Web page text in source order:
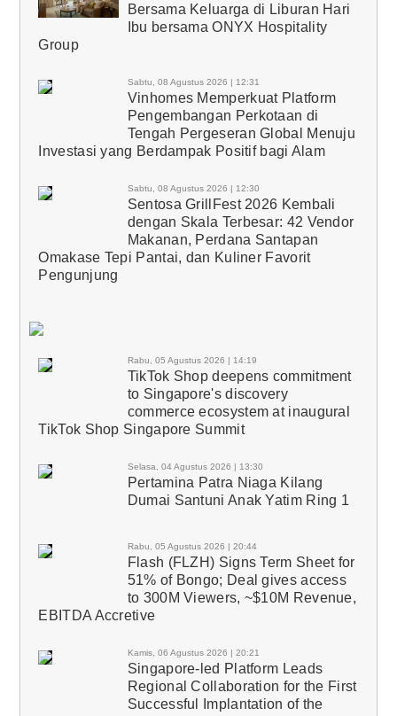
Bersama Keluarga di Liburan Hari
Ibu bersama ONYX Hospitality
Group
Sabtu, 08 Agustus 2026 | 12:31
Vinhomes Memperkuat Platform
Pengembangan Perkotaan di
Tengah Pergeseran Global Menuju
Investasi yang Berdampak Positif bagi Alam
Sabtu, 08 Agustus 2026 | 12:30
Sentosa GrillFest 2026 Kembali
dengan Skala Terbesar: 42 Vendor
Makanan, Perdana Santapan
Omakase Tepi Pantai, dan Kuliner Favorit
Pengunjung
Rabu, 05 Agustus 2026 | 14:19
TikTok Shop deepens commitment
to Singapore's discovery
commerce ecosystem at inaugural
TikTok Shop Singapore Summit
Selasa, 04 Agustus 2026 | 13:30
Pertamina Patra Niaga Kilang
Dumai Santuni Anak Yatim Ring 1
Rabu, 05 Agustus 2026 | 20:44
Flash (FLZH) Signs Term Sheet for
51% of Bongo; Deal gives access
to 300M Viewers, ~$10M Revenue,
EBITDA Accretive
Kamis, 06 Agustus 2026 | 20:21
Singapore-led Platform Leads
Regional Collaboration for the First
Successful Implantation of the